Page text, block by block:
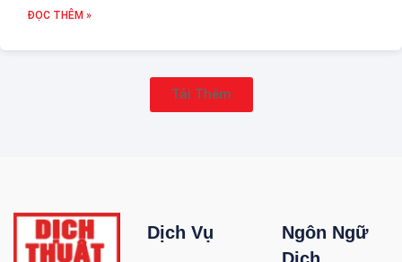
ĐỌC THÊM »
Tải Thêm
Dịch Vụ
Ngôn Ngữ
Dịch